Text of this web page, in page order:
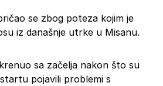
se zbog poteza kojim je
iz današnje utrke u Misanu.
sa začelja nakon što su
pojavili problemi s